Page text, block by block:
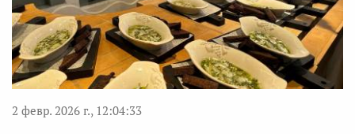
2 февр. 2026 г., 12:04:33